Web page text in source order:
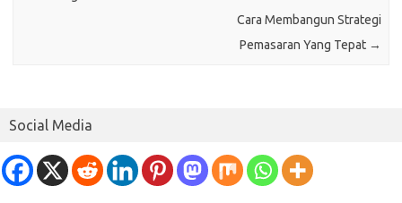
Cara Membangun Strategi
Pemasaran Yang Tepat →
Social Media